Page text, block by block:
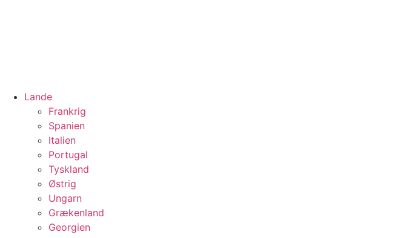
Lande
Frankrig
Spanien
Italien
Portugal
Tyskland
Østrig
Ungarn
Grækenland
Georgien